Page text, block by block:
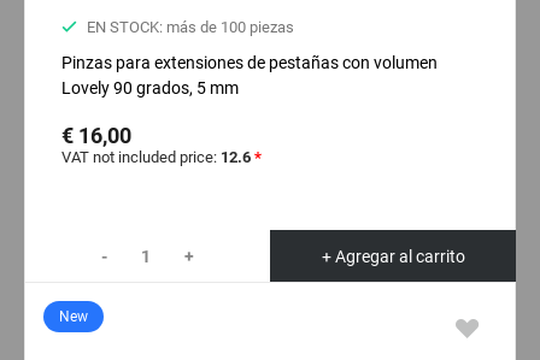
EN STOCK: más de 100 piezas
Pinzas para extensiones de pestañas con volumen
Lovely 90 grados, 5 mm
€ 16,00
VAT not included price: 12.6 *
- + + Agregar al carrito
New